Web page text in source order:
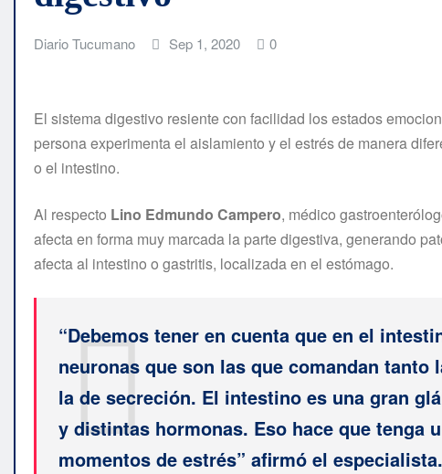
Diario Tucumano Sep 1, 2020 0
El sistema digestivo resiente con facilidad los estados
persona experimenta el aislamiento y el estrés de manera
o el intestino.
Al respecto Lino Edmundo Campero, médico
afecta en forma muy marcada la parte digestiva, generando
afecta al intestino o gastritis, localizada en el estómago.
“Debemos tener en cuenta que en el
neuronas que son las que comandan
la de secreción. El intestino es una gran
y distintas hormonas. Eso hace que tenga
momentos de estrés” afirmó el especialista.